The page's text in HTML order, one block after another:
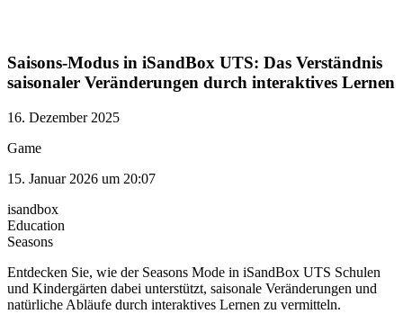
Saisons-Modus in iSandBox UTS: Das Verständnis
saisonaler Veränderungen durch interaktives Lernen
16. Dezember 2025
Game
15. Januar 2026 um 20:07
isandbox
Education
Seasons
Entdecken Sie, wie der Seasons Mode in iSandBox UTS Schulen
und Kindergärten dabei unterstützt, saisonale Veränderungen und
natürliche Abläufe durch interaktives Lernen zu vermitteln.